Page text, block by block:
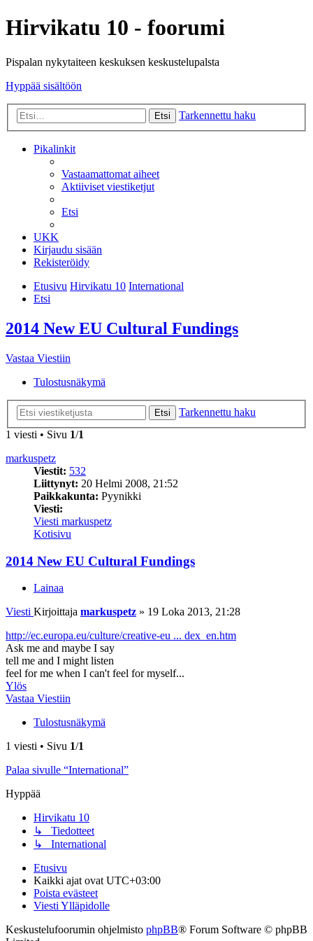
Hirvikatu 10 - foorumi
Pispalan nykytaiteen keskuksen keskustelupalsta
Hyppää sisältöön
Etsi Tarkennettu haku
Pikalinkit
Vastaamattomat aiheet
Aktiiviset viestiketjut
Etsi
UKK
Kirjaudu sisään
Rekisteröidy
Etusivu Hirvikatu 10 International
Etsi
2014 New EU Cultural Fundings
Vastaa Viestiin
Tulostusnäkymä
Etsi
Tarkennettu haku
1 viesti • Sivu 1/1
markuspetz
Viestit: 532
Liittynyt: 20 Helmi 2008, 21:52
Paikkakunta: Pyynikki
Viesti:
Viesti markuspetz
Kotisivu
2014 New EU Cultural Fundings
Lainaa
Viesti Kirjoittaja markuspetz » 19 Loka 2013, 21:28
http://ec.europa.eu/culture/creative-eu ... dex_en.htm
Ask me and maybe I say
tell me and I might listen
feel for me when I can't feel for myself...
Ylös
Vastaa Viestiin
Tulostusnäkymä
1 viesti • Sivu 1/1
Palaa sivulle “International”
Hyppää
Hirvikatu 10
↳ Tiedotteet
↳ International
Etusivu
Kaikki ajat ovat UTC+03:00
Poista evästeet
Viesti Ylläpidolle
Keskustelufoorumin ohjelmisto phpBB® Forum Software © phpBB